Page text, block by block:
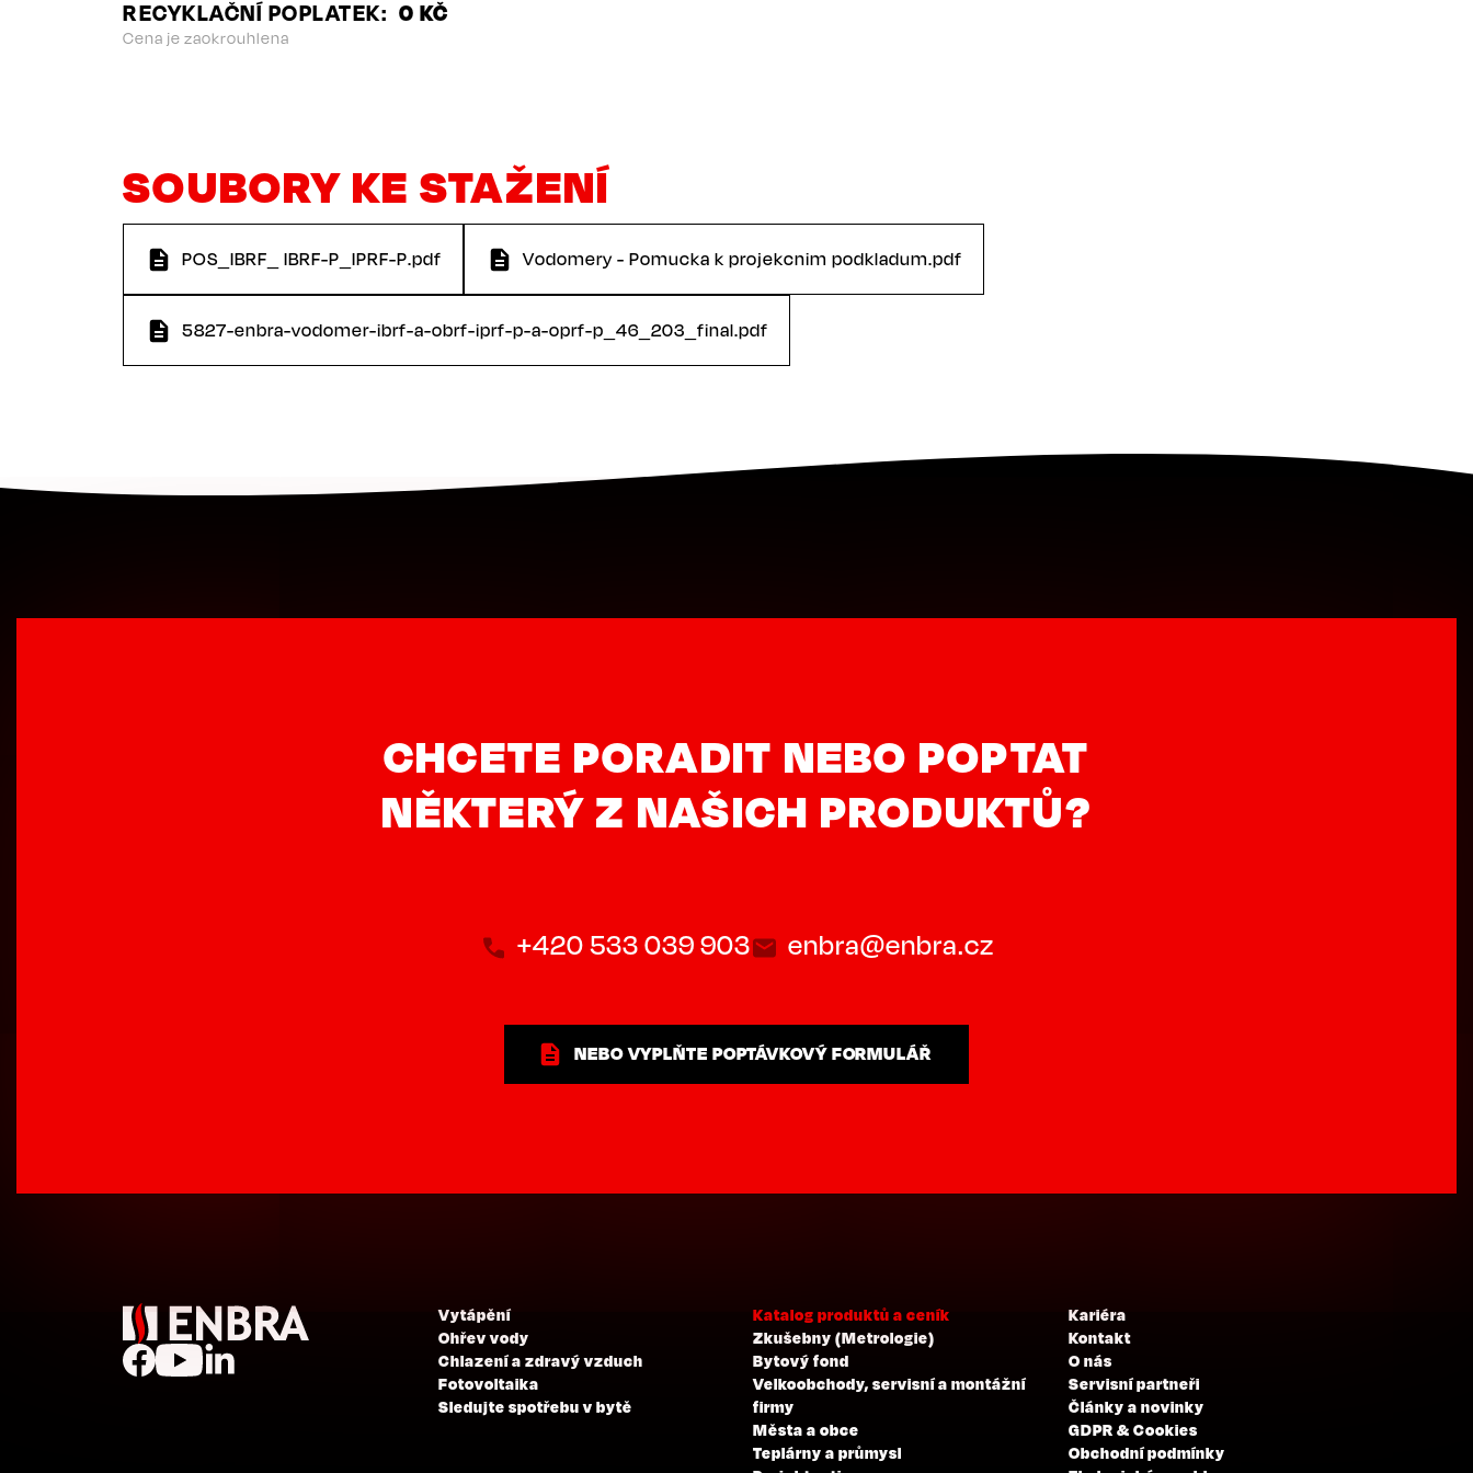
RECYKLAČNÍ POPLATEK 0 KČ
Cena je zaokrouhlena
SOUBORY KE STAŽENÍ
POS_IBRF_ IBRF-P_IPRF-P.pdf Vodomery - Pomucka k projekcnim podkladum.pdf
5827-enbra-vodomer-ibrf-a-obrf-iprf-p-a-oprf-p_46_203_final.pdf
CHCETE PORADIT NEBO POPTAT
NĚKTERÝ Z NAŠICH PRODUKTŮ?
+420 533 039 903 enbra@enbra.cz
NEBO VYPLŇTE POPTÁVKOVÝ FORMULÁŘ
Vytápění
Ohřev vody
Chlazení a zdravý vzduch
Fotovoltaika
Sledujte spotřebu v bytě
Katalog produktů a ceník
Zkušebny (Metrologie)
Bytový fond
Velkoobchody, servisní a montážní
firmy
Města a obce
Teplárny a průmysl
Kariéra
Kontakt
O nás
Servisní partneři
Články a novinky
GDPR & Cookies
Obchodní podmínky